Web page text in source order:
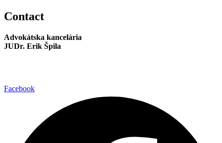
Contact
Advokátska kancelária
JUDr. Erik Špila
Facebook